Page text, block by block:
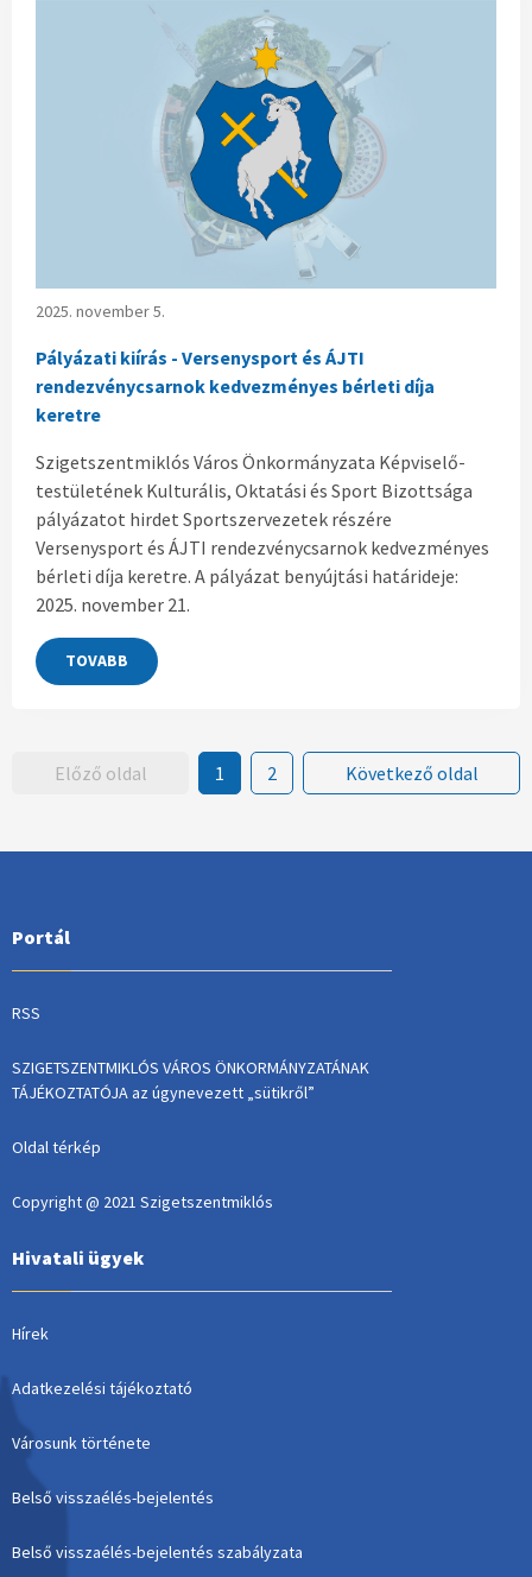
2025. november 5.
Pályázati kiírás - Versenysport és ÁJTI
rendezvénycsarnok kedvezményes bérleti díja
keretre
Szigetszentmiklós Város Önkormányzata Képviselő-
testületének Kulturális, Oktatási és Sport Bizottsága
pályázatot hirdet Sportszervezetek részére
Versenysport és ÁJTI rendezvénycsarnok kedvezményes
bérleti díja keretre. A pályázat benyújtási határideje:
2025. november 21.
TOVABB
Előző oldal 1 2 Következő oldal
Portál
RSS
SZIGETSZENTMIKLÓS VÁROS ÖNKORMÁNYZATÁNAK
TÁJÉKOZTATÓJA az úgynevezett „sütikről”
Oldal térkép
Copyright @ 2021 Szigetszentmiklós
Hivatali ügyek
Hírek
Adatkezelési tájékoztató
Városunk története
Belső visszaélés-bejelentés
Belső visszaélés-bejelentés szabályzata